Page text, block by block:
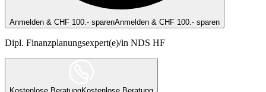
Anmelden & CHF 100.- sparenAnmelden & CHF 100.- sparen
Dipl. Finanzplanungsexpert(e)/in NDS HF